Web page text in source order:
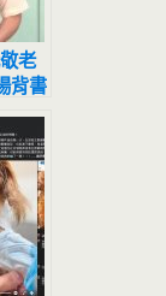
老
背書